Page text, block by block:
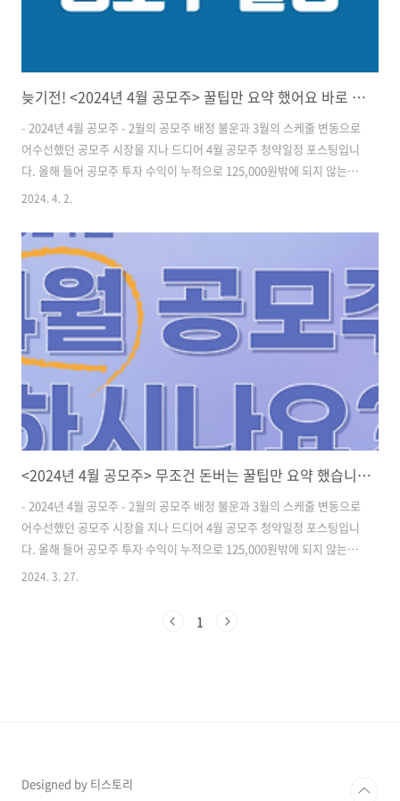
늦기전! <2024년 4월 공모주> 꿀팁만 요약 했어요 바로 청약!
- 2024년 4월 공모주 - 2월의 공모주 배정 불운과 3월의 스케줄 변동으로
어수선했던 공모주 시장을 지나 드디어 4월 공모주 청약일정 포스팅입니
다. 올해 들어 공모주 투자 수익이 누적으로 125,000원밖에 되지 않는 부
진을 겪고 있는데요. 4월에는 반전의 모습을 보여줄 수 있을까요? ​ ​ 2024
에는 제일엠앤에스, 민테크, 코칩, 이노그리드 총 4 종목이 있습니다. 이
중 민테크, 코칩, 이노그리드는 3월에서 4월로 일정이 변경된 종목이고
그나마 제일엠앤에스 한 종목이 새롭게 선보이는 종목인데요. 이제는 아
예 일정이 변경되는 걸 당연하다고 생각하는 게 마음 편할 것 같습니다.
증권사도 2곳만 사용하면 되겠네요. ^^ ​ ​ ..
2024. 4. 2.
<2024년 4월 공모주> 무조건 돈버는 꿀팁만 요약 했습니다!
- 2024년 4월 공모주 - 2월의 공모주 배정 불운과 3월의 스케줄 변동으로
어수선했던 공모주 시장을 지나 드디어 4월 공모주 청약일정 포스팅입니
다. 올해 들어 공모주 투자 수익이 누적으로 125,000원밖에 되지 않는 부
진을 겪고 있는데요. 4월에는 반전의 모습을 보여줄 수 있을까요? ​ ​ 2024
에는 제일엠앤에스, 민테크, 코칩, 이노그리드 총 4 종목이 있습니다. 이
2024. 3. 27.
1
Designed by 티스토리